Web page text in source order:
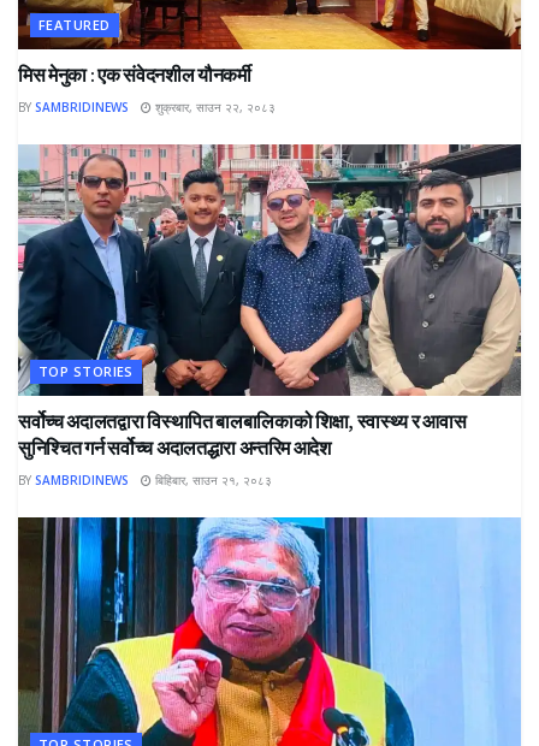
FEATURED
मिस मेनुका : एक संवेदनशील यौनकर्मी
BY SAMBRIDINEWS शुक्रबार, साउन २२, २०८३
TOP STORIES
सर्वोच्च अदालतद्वारा विस्थापित बालबालिकाको शिक्षा, स्वास्थ्य र आवास
सुनिश्चित गर्न सर्वोच्च अदालतद्धारा अन्तरिम आदेश
BY SAMBRIDINEWS बिहिबार, साउन २१, २०८३